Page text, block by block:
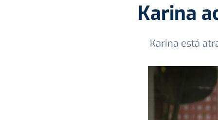
Karina
Karina está